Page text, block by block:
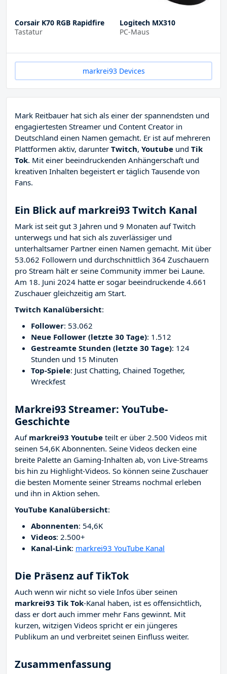
Corsair K70 RGB Rapidfire
Tastatur
Logitech MX310
PC-Maus
markrei93 Devices
Mark Reitbauer hat sich als einer der spannendsten und
engagiertesten Streamer und Content Creator in
Deutschland einen Namen gemacht. Er ist auf mehreren
Plattformen aktiv, darunter Twitch, Youtube und Tik
Tok. Mit einer beeindruckenden Anhängerschaft und
kreativen Inhalten begeistert er täglich Tausende von
Fans.
Ein Blick auf markrei93 Twitch Kanal
Mark ist seit gut 3 Jahren und 9 Monaten auf Twitch
unterwegs und hat sich als zuverlässiger und
unterhaltsamer Partner einen Namen gemacht. Mit über
53.062 Followern und durchschnittlich 364 Zuschauern
pro Stream hält er seine Community immer bei Laune.
Am 18. Juni 2024 hatte er sogar beeindruckende 4.661
Zuschauer gleichzeitig am Start.
Twitch Kanalübersicht:
Follower: 53.062
Neue Follower (letzte 30 Tage): 1.512
Gestreamte Stunden (letzte 30 Tage): 124
Stunden und 15 Minuten
Top-Spiele: Just Chatting, Chained Together,
Wreckfest
Markrei93 Streamer: YouTube-
Geschichte
Auf markrei93 Youtube teilt er über 2.500 Videos mit
seinen 54,6K Abonnenten. Seine Videos decken eine
breite Palette an Gaming-Inhalten ab, von Live-Streams
bis hin zu Highlight-Videos. So können seine Zuschauer
die besten Momente seiner Streams nochmal erleben
und ihn in Aktion sehen.
YouTube Kanalübersicht:
Abonnenten: 54,6K
Videos: 2.500+
Kanal-Link: markrei93 YouTube Kanal
Die Präsenz auf TikTok
Auch wenn wir nicht so viele Infos über seinen
markrei93 Tik Tok-Kanal haben, ist es offensichtlich,
dass er dort auch immer mehr Fans gewinnt. Mit
kurzen, witzigen Videos spricht er ein jüngeres
Publikum an und verbreitet seinen Einfluss weiter.
Zusammenfassung